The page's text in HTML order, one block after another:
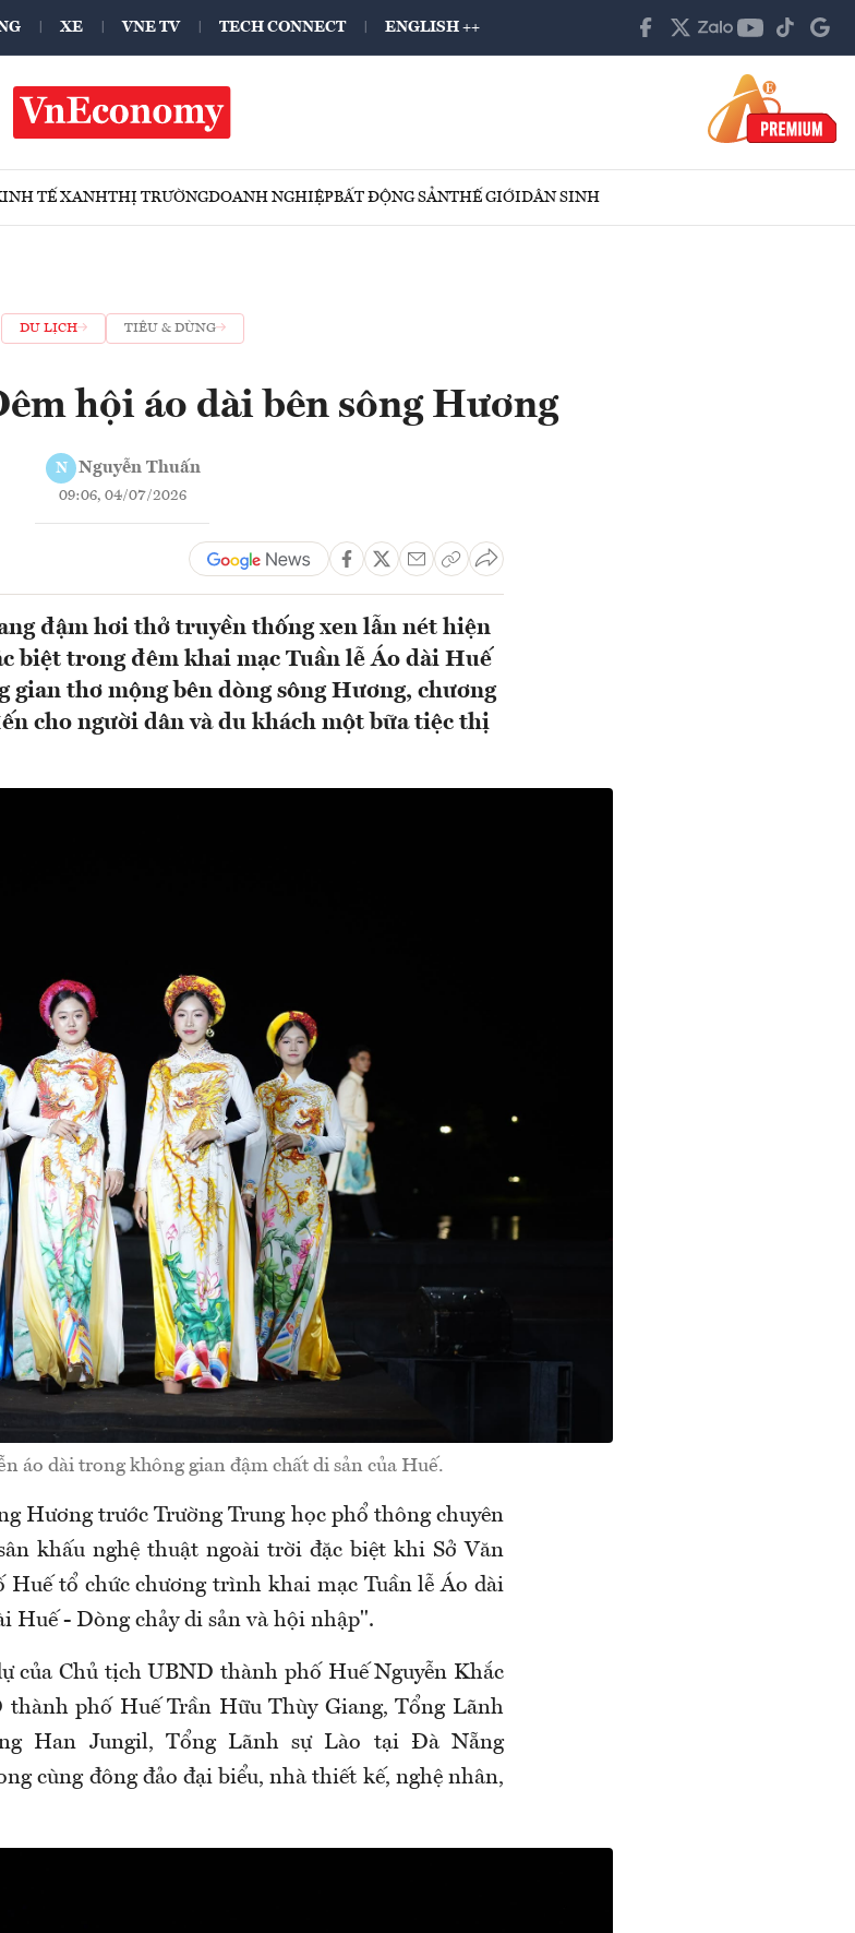
XE VNE TV TECH CONNECT ENGLISH ++
TẾ XANHTHỊ TRƯỜNGDOANH NGHIỆPBẤT ĐỘNG SẢNTHẾ GIỚIDÂN SINH
DU LỊCH TIÊU & DÙNG
hội áo dài bên sông Hương
N Nguyễn Thuấn
09:06, 04/07/2026
đậm hơi thở truyền thống xen lẫn nét hiện
biệt trong đêm khai mạc Tuần lễ Áo dài Huế
thơ mộng bên dòng sông Hương, chương
cho người dân và du khách một bữa tiệc thị
áo dài trong không gian đậm chất di sản của Huế.
Hương trước Trường Trung học phổ thông chuyên
khấu nghệ thuật ngoài trời đặc biệt khi Sở Văn
Huế tổ chức chương trình khai mạc Tuần lễ Áo dài
Huế - Dòng chảy di sản và hội nhập".
của Chủ tịch UBND thành phố Huế Nguyễn Khắc
thành phố Huế Trần Hữu Thùy Giang, Tổng Lãnh
Han Jungil, Tổng Lãnh sự Lào tại Đà Nẵng
cùng đông đảo đại biểu, nhà thiết kế, nghệ nhân,